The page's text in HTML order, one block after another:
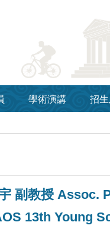
學術演講 招
宇 副教授
13th Young